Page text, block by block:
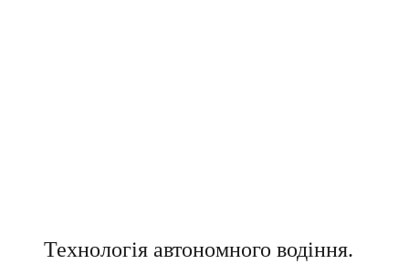
Технологія автономного водіння.